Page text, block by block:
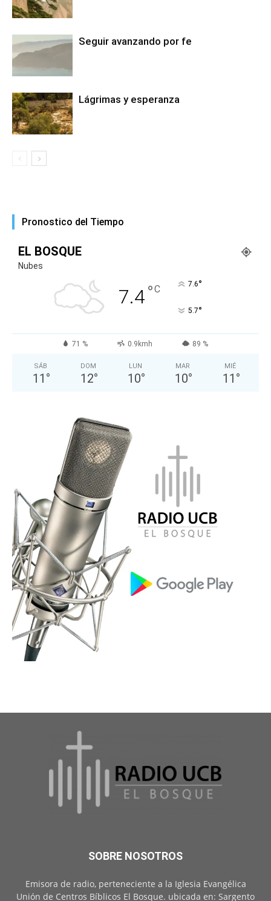
Seguir avanzando por fe
Lágrimas y esperanza
Pronostico del Tiempo
EL BOSQUE
Nubes
7.4°C 7.6°
5.7°
71 % 0.9kmh 89 %
SÁB
11 °
DOM
12°
LUN
10°
MAR
10°
MIÉ
11 °
SOBRE NOSOTROS
Emisora de radio, perteneciente a la Iglesia Evangélica
Unión de Centros Bíblicos El Bosque. ubicada en: Sargento